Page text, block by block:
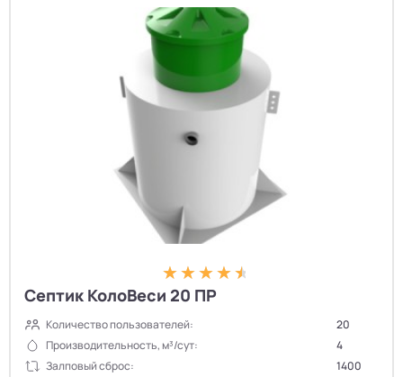
Септик КолоВеси 20 ПР
Количество пользователей:
20
Производительность, м³/сут:
4
Залповый сброс:
1400